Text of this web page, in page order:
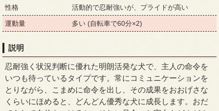
性格 活動的で忍耐強いが、プライドが高い
運動量 多い (自転車で60分×2)
説明
忍耐強く状況判断に優れた明朗活発な犬で、主人の命令を
いつも待っているタイプです。常にコミュニケーションを
とりながら、こまめに命令を出し、その成果をおおげさな
くらいにほめると、どんどん優秀な犬に成長します。おだ